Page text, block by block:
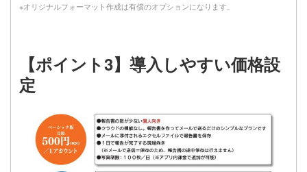
※オリジナルフォーマット作成は有償のオプションになります。
【ポイント3】導入しやすい価格設
定